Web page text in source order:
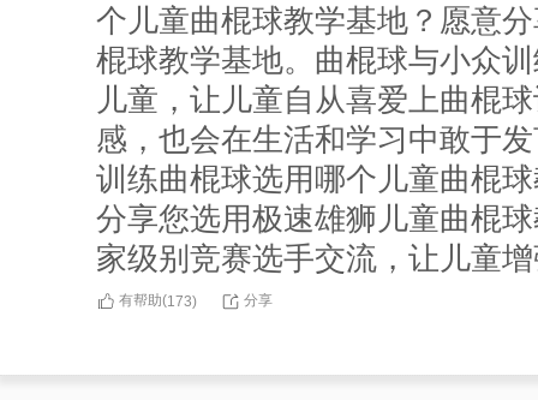
个儿童曲棍球教学基地？愿意
棍球教学基地。曲棍球与小众
儿童，让儿童自从喜爱上曲棍
感，也会在生活和学习中敢于
训练曲棍球选用哪个儿童曲棍
分享您选用极速雄狮儿童曲棍
家级别竞赛选手交流，让儿童
有帮助(173) 分享